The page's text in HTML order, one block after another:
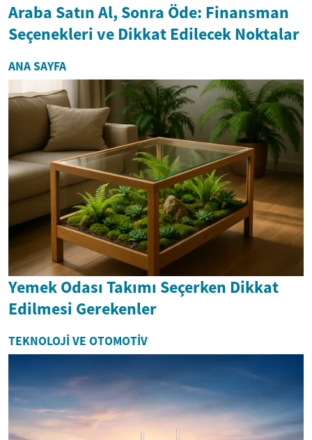
Araba Satın Al, Sonra Öde: Finansman
Seçenekleri ve Dikkat Edilecek Noktalar
ANA SAYFA
Yemek Odası Takımı Seçerken Dikkat
Edilmesi Gerekenler
TEKNOLOJI VE OTOMOTIV